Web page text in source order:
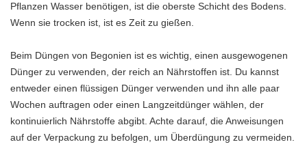
Pflanzen Wasser benötigen, ist die oberste Schicht des Bodens.
Wenn sie trocken ist, ist es Zeit zu gießen.
Beim Düngen von Begonien ist es wichtig, einen ausgewogenen
Dünger zu verwenden, der reich an Nährstoffen ist. Du kannst
entweder einen flüssigen Dünger verwenden und ihn alle paar
Wochen auftragen oder einen Langzeitdünger wählen, der
kontinuierlich Nährstoffe abgibt. Achte darauf, die Anweisungen
auf der Verpackung zu befolgen, um Überdüngung zu vermeiden.